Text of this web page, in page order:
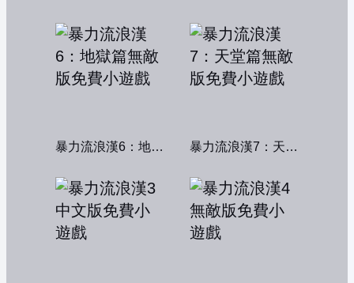
暴力流浪漢6：地獄篇無敵版 暴力流浪漢7：天堂篇無敵版